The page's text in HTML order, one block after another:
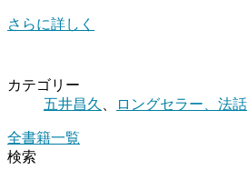
さらに詳しく
カテゴリー
五井昌久
ロングセラー、法話
全書籍一覧
検索